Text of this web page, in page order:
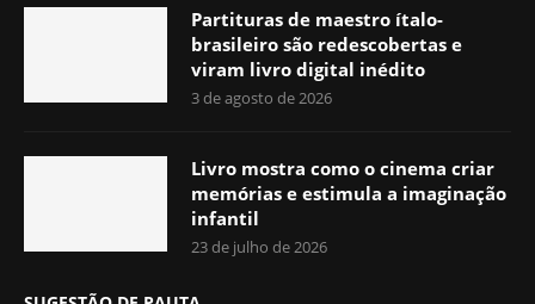
Partituras de maestro ítalo-
brasileiro são redescobertas e
viram livro digital inédito
3 de agosto de 2026
Livro mostra como o cinema criar
memórias e estimula a imaginação
infantil
23 de julho de 2026